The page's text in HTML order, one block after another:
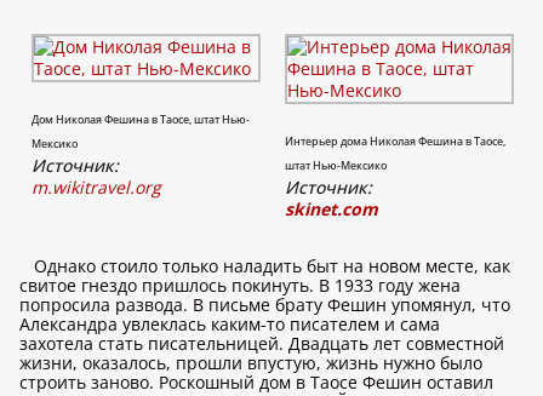
Дом Николая Фешина в Таосе, штат Нью-
Мексико
Источник:
m.wikitravel.org
Интерьер дома Николая Фешина в Таосе,
штат Нью-Мексико
Источник:
skinet.com
Однако стоило только наладить быт на новом месте, как
свитое гнездо пришлось покинуть. В 1933 году жена
попросила развода. В письме брату Фешин упомянул, что
Александра увлеклась каким-то писателем и сама
захотела стать писательницей. Двадцать лет совместной
жизни, оказалось, прошли впустую, жизнь нужно было
строить заново. Роскошный дом в Таосе Фешин оставил